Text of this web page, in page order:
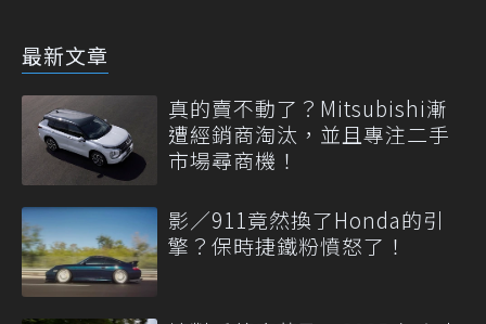
最新文章
真的賣不動了？Mitsubishi漸
遭經銷商淘汰，並且專注二手
市場尋商機！
影／911竟然換了Honda的引
擎？保時捷鐵粉憤怒了！